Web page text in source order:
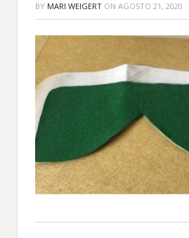
BY MARI WEIGERT ON AGOSTO 21, 2020